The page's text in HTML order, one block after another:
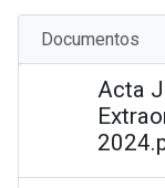
Documentos
Acta